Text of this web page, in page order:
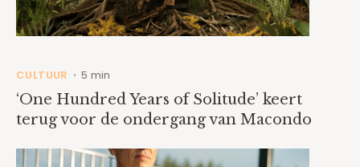
CULTUUR • 5 min
‘One Hundred Years of Solitude’ keert
terug voor de ondergang van Macondo